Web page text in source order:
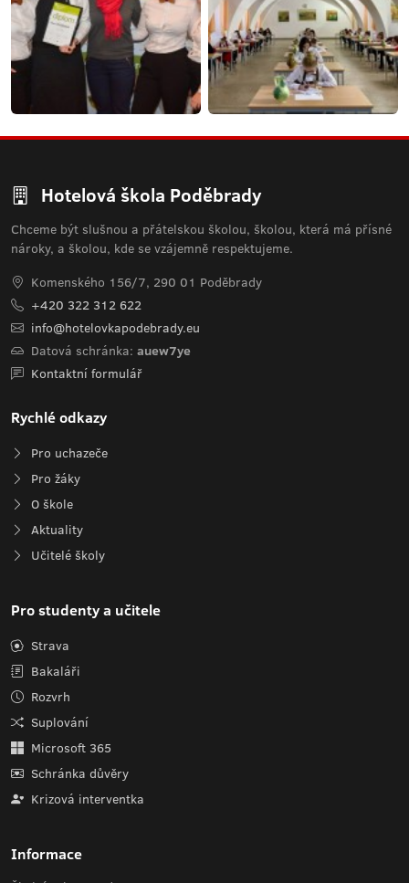
Hotelová škola Poděbrady
Chceme být slušnou a přátelskou školou, školou, která má přísné
nároky, a školou, kde se vzájemně respektujeme.
Komenského 156/7, 290 01 Poděbrady
+420 322 312 622
info@hotelovkapodebrady.eu
Datová schránka: auew7ye
Kontaktní formulář
Rychlé odkazy
Pro uchazeče
Pro žáky
O škole
Aktuality
Učitelé školy
Pro studenty a učitele
Strava
Bakaláři
Rozvrh
Suplování
Microsoft 365
Schránka důvěry
Krizová interventka
Informace